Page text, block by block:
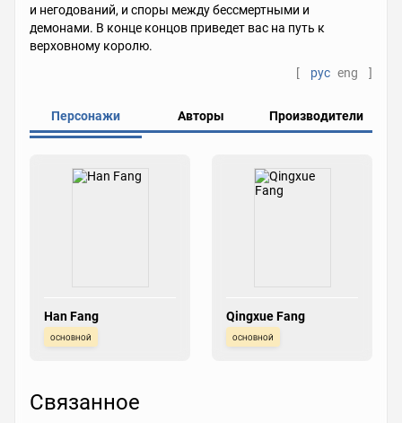
и негодований, и споры между бессмертными и
демонами. В конце концов приведет вас на путь к
верховному королю.
[
рус eng ]
Персонажи Авторы Производители
Han Fang
основной
Qingxue Fang
основной
Связанное